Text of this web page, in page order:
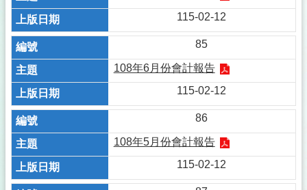
115-02-12
85
108年6月份會計報告
115-02-12
86
108年5月份會計報告
115-02-12